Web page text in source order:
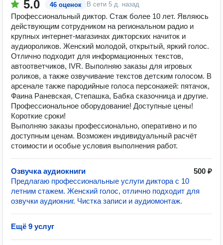
5.0 46 оценок В сети 5 д. назад
Профессиональный диктор. Стаж более 10 лет. Являюсь
действующим сотрудником на региональном радио и
крупных интернет-магазинах дикторских начиток и
аудиороликов. Женский молодой, открытый, яркий голос.
Отлично подходит для информационных текстов,
автоответчиков, IVR. Выполняю заказы для игровых
роликов, а также озвучивание текстов детским голосом. В
арсенале также пародийные голоса персонажей: пятачок,
Фаина Раневская, Степашка, Бабка сказочница и другие.
Профессиональное оборудование! Доступные цены!
Короткие сроки!
Выполняю заказы профессионально, оперативно и по
доступным ценам. Возможен индивидуальный расчёт
стоимости и особые условия выполнения работ.
Озвучка аудиокниги
500 ₽
Предлагаю профессиональные услуги диктора с 10
летним стажем. Женский голос, отлично подходит для
озвучки аудиокниг. Чистка записи и аудиомонтаж.
Ещё 9 услуг